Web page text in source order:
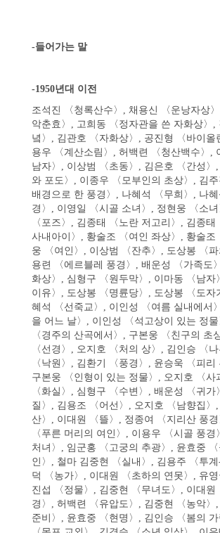
-들어가는 말
-1950년대 이전
조석진 〈청록산수〉, 채용신 〈운낭자상
악춘효〉, 고희동 〈정자관을 쓴 자화상〉,
녘〉, 김관호 〈자화상〉, 공진형 〈바이올
용우 〈계산소림〉, 허백련 〈청산백수〉,
남자〉, 이상범 〈초동〉, 김은호 〈간성〉
와 포도〉, 이종우 〈모부인의 초상〉, 김
배경으로 한 풍경〉, 나혜석 〈무희〉, 나
경〉, 이영일 〈시골 소녀〉, 정현웅 〈소녀
〈포즈〉, 김종태 〈노란 저고리〉, 김종태
사내아이〉, 황술조 〈여인 좌상〉, 황술조
웅 〈여인〉, 이상범 〈잔추〉, 도상봉 〈
용련 〈에르블레 풍경〉, 배운성 〈가족도
화상〉, 심형구 〈원두막〉, 이마동 〈남자
이유〉, 도상봉 〈명륜당〉, 도상봉 〈도자
혜석 〈선죽교〉, 이인성 〈여름 실내에서
을 어느 날〉, 이인성 〈석고상이 있는 정
〈경주의 산곡에서〉, 구본웅 〈친구의 초
〈선경〉, 오지호 〈처의 상〉, 김인승 〈
〈낙원〉, 김환기 〈풍경〉, 윤승욱 〈피리
구본웅 〈인형이 있는 정물〉, 오지호 〈사
〈화실〉, 심형구 〈수변〉, 배운성 〈귀가
질〉, 김용조 〈어선〉, 오지호 〈남향집〉
산〉, 이대원 〈뜰〉, 정종여 〈지리산 풍
〈푸른 머리의 여인〉, 이용우 〈시골 풍경
처녀〉, 임군홍 〈고궁의 추광〉, 윤효중
인〉, 철마 김중현 〈실내〉, 김용주 〈투
덕 〈농가〉, 이대원 〈초하의 연못〉, 유
진섭 〈정물〉, 김중현 〈무녀도〉, 이대원
경〉, 허백련 〈유압도〉, 김중현 〈농악〉
준비〉, 윤효중 〈현명〉, 김인승 〈봄의